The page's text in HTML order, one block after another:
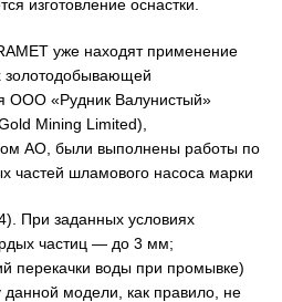
изготовление оснастки.
уже находят применение
золотодобывающей
ООО «Рудник Валунистый»
Mining Limited),
АО, были выполнены работы по
частей шламового насоса марки
При заданных условиях
частиц — до 3 мм;
перекачки воды при промывке)
данной модели, как правило, не